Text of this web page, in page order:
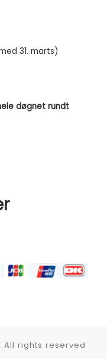
31. marts)
døgnet rundt
All rights reserved